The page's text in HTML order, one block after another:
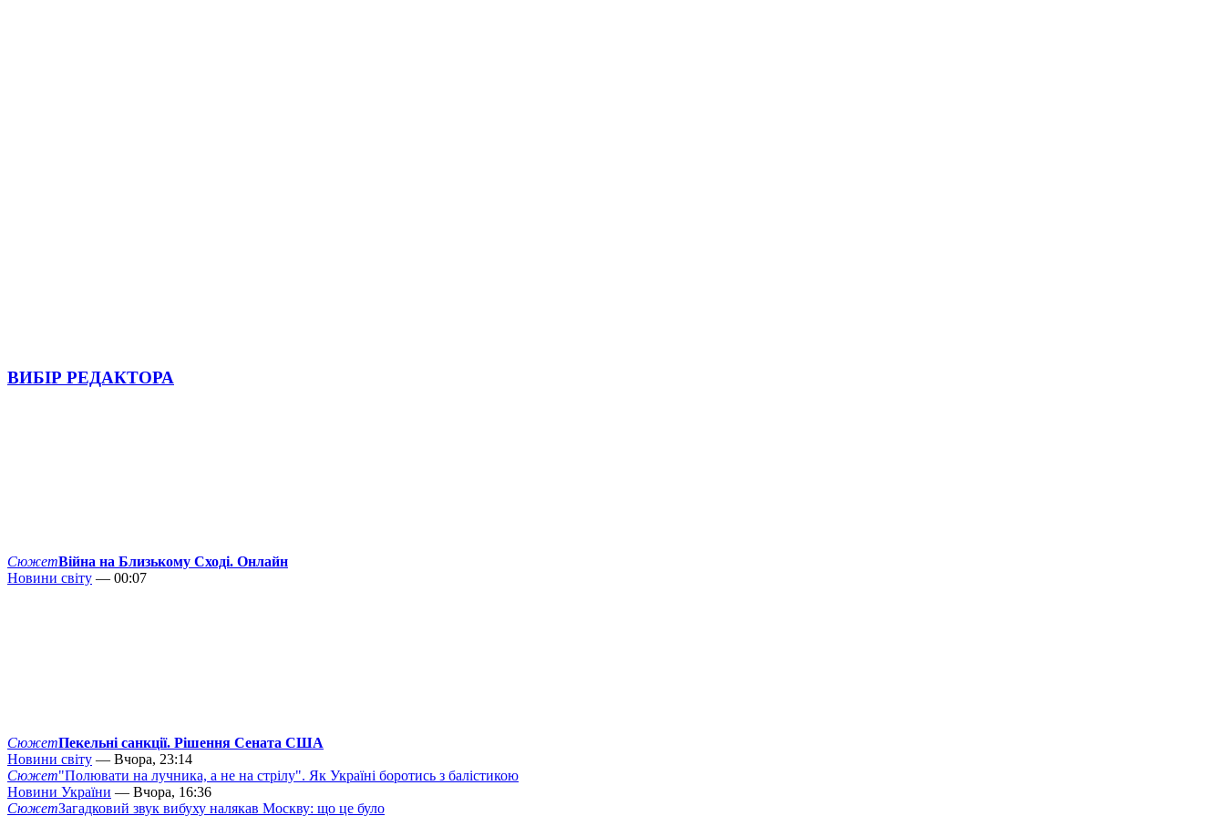
ВИБІР РЕДАКТОРА
СюжетВійна на Близькому Сході. Онлайн
Новини світу — 00:07
СюжетПекельні санкції. Рішення Сената США
Новини світу — Вчора, 23:14
Сюжет"Полювати на лучника, а не на стрілу". Як Україні боротись з балістикою
Новини України — Вчора, 16:36
СюжетЗагадковий звук вибуху налякав Москву: що це було